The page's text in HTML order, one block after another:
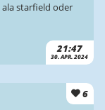
21:47
30. APR. 2024
starfield oder
6